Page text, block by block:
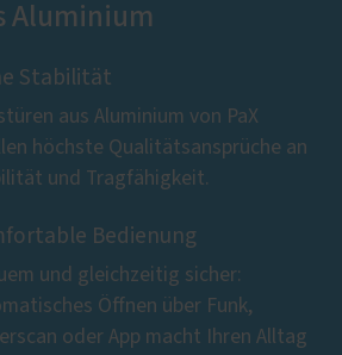
Aluminium
Stabilität
aus Aluminium von PaX
höchste Qualitätsansprüche an
und Tragfähigkeit.
Bedienung
und gleichzeitig sicher:
Öffnen über Funk,
oder App macht Ihren Alltag